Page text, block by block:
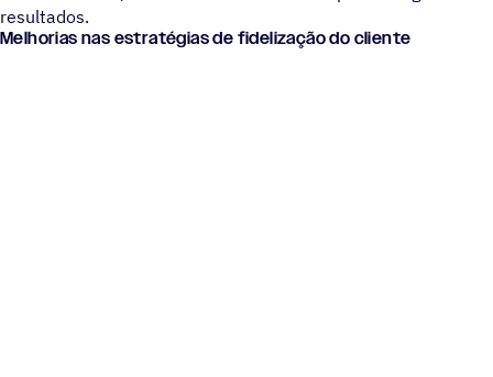
resultados.
Melhorias nas estratégias de fidelização do cliente